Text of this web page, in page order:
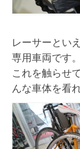
レーサーとい
専用車両です。
これを触らせ
んな車体を看